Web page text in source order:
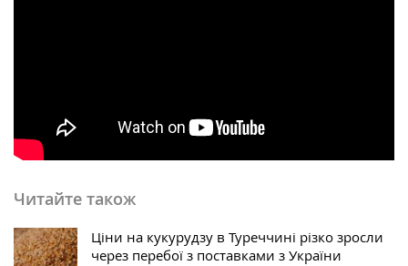
Читайте також
Ціни на кукурудзу в Туреччині різко зросли
через перебої з поставками з України